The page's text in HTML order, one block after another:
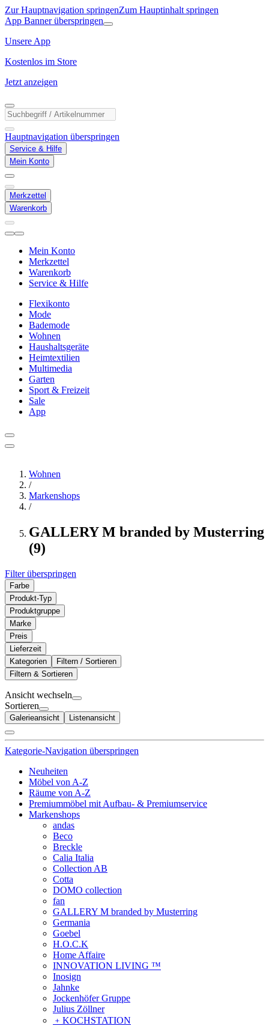
Zur Hauptnavigation springenZum Hauptinhalt springen
App Banner überspringen
Unsere App
Kostenlos im Store
Jetzt anzeigen
Hauptnavigation überspringen
Service & Hilfe
Mein Konto
Merkzettel
Warenkorb
Mein Konto
Merkzettel
Warenkorb
Service & Hilfe
Flexikonto
Mode
Bademode
Wohnen
Haushaltsgeräte
Heimtextilien
Multimedia
Garten
Sport & Freizeit
Sale
App
Wohnen
/
Markenshops
/
GALLERY M branded by Musterring
(9)
Filter überspringen
Farbe
Produkt-Typ
Produktgruppe
Marke
Preis
Lieferzeit
Kategorien
Filtern / Sortieren
Filtern & Sortieren
Ansicht wechseln
Sortieren
Galerieansicht Listenansicht
Kategorie-Navigation überspringen
Neuheiten
Möbel von A-Z
Räume von A-Z
Premiummöbel mit Aufbau- & Premiumservice
Markenshops
andas
Beco
Breckle
Calia Italia
Collection AB
Cotta
DOMO collection
fan
GALLERY M branded by Musterring
Germania
Goebel
H.O.C.K
Home Affaire
INNOVATION LIVING ™
Inosign
Jahnke
Jockenhöfer Gruppe
Julius Zöllner
﹢ KOCHSTATION